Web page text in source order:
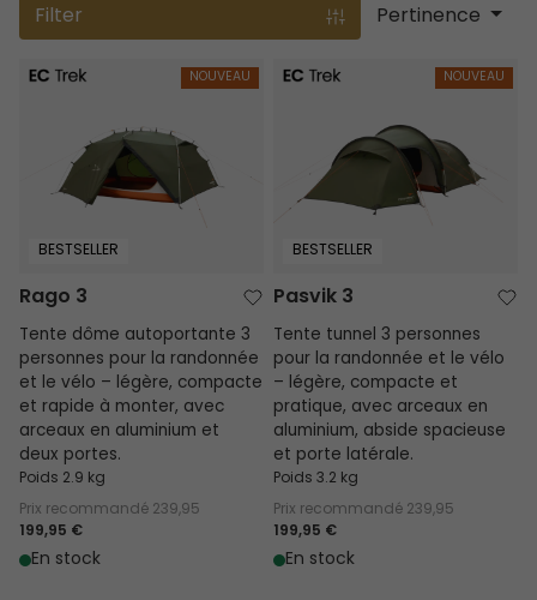
Filter Pertinence
Rago 3 NOUVEAU
BESTSELLER
Rago 3
Tente dôme autoportante 3
personnes pour la randonnée
et le vélo – légère, compacte
et rapide à monter, avec
arceaux en aluminium et
deux portes.
Poids 2.9 kg
Prix recommandé 239,95
199,95 €
En stock
Pasvik 3 NOUVEAU
BESTSELLER
Pasvik 3
Tente tunnel 3 personnes
pour la randonnée et le vélo
– légère, compacte et
pratique, avec arceaux en
aluminium, abside spacieuse
et porte latérale.
Poids 3.2 kg
Prix recommandé 239,95
199,95 €
En stock